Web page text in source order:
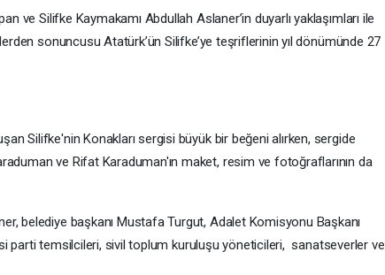
ve Silifke Kaymakamı Abdullah Aslaner’in duyarlı yaklaşımları ile
sonuncusu Atatürk’ün Silifke’ye teşriflerinin yıl dönümünde 27
Silifke'nin Konakları sergisi büyük bir beğeni alırken, sergide
ve Rifat Karaduman'ın maket, resim ve fotoğraflarının da
belediye başkanı Mustafa Turgut, Adalet Komisyonu Başkanı
parti temsilcileri, sivil toplum kuruluşu yöneticileri, sanatseverler ve